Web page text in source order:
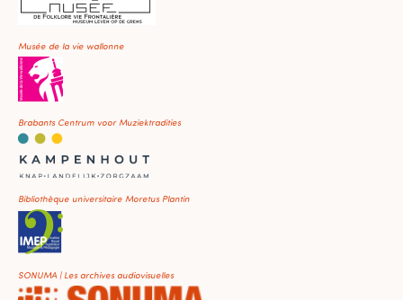
Musée de la vie wallonne
Brabants Centrum voor Muziektradities
Bibliothèque universitaire Moretus Plantin
SONUMA | Les archives audiovisuelles